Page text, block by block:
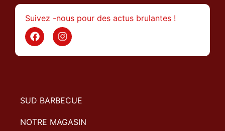
Suivez -nous pour des actus brulantes !
SUD BARBECUE
NOTRE MAGASIN